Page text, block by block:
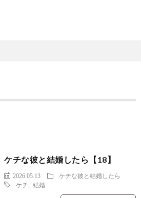
ケチな彼と結婚したら【18】
2026.05.13
ケチな彼と結婚したら
ケチ
,結婚